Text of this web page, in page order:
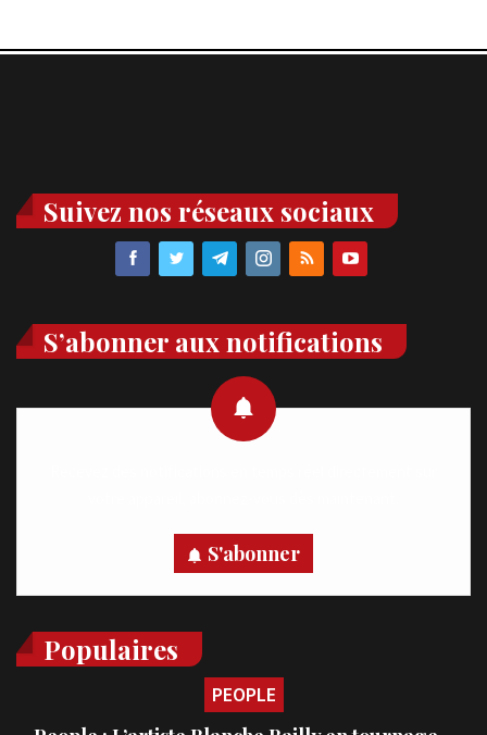
Suivez nos réseaux sociaux
S’abonner aux notifications
S'abonner
Populaires
PEOPLE